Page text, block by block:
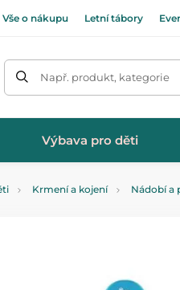
Vše o nákupu Letní tábory
Např. produkt, kategorie
Výbava pro děti
Krmení a kojení Nádobí a